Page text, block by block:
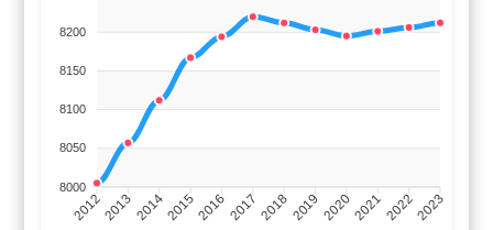
8200
8150
8100
8050
8000
201220132014201520162017 20182019 2020202120222023